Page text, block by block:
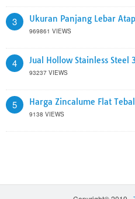
3 Ukuran Panjang Lebar
969861 VIEWS
4 Jual Hollow Stainless Steel
93237 VIEWS
5 Harga Zincalume Flat
9138 VIEWS